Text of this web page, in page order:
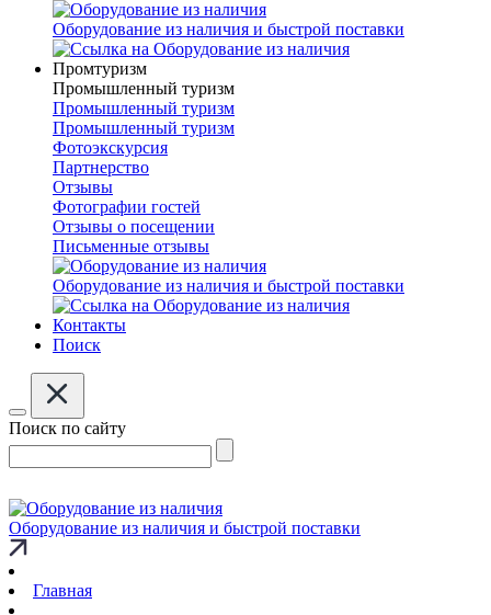
Оборудование из наличия и быстрой поставки
Промтуризм
Промышленный туризм
Промышленный туризм
Промышленный туризм
Фотоэкскурсия
Партнерство
Отзывы
Фотографии гостей
Отзывы о посещении
Письменные отзывы
Оборудование из наличия и быстрой поставки
Контакты
Поиск
Поиск по сайту
Оборудование из наличия и быстрой поставки
Главная